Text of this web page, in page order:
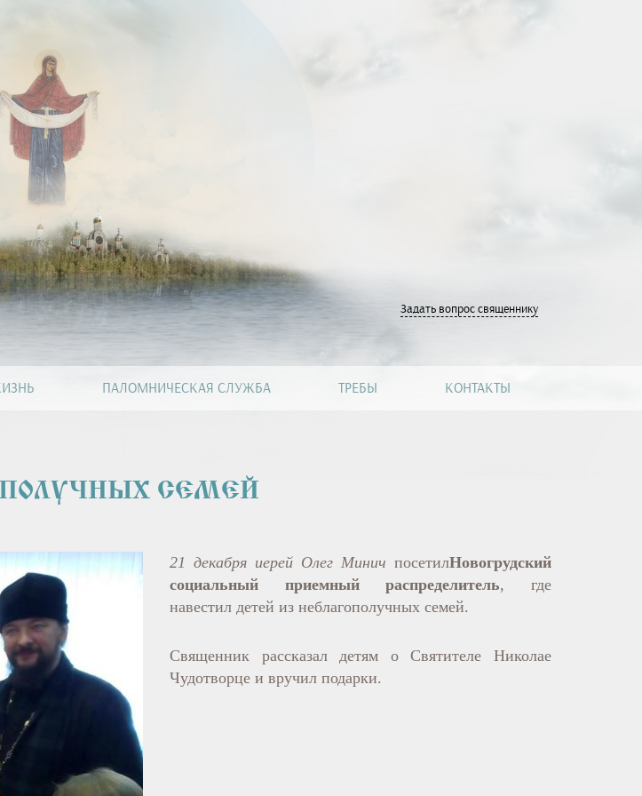
Задать вопрос священнику
ПАЛОМНИЧЕСКАЯ СЛУЖБА ТРЕБЫ КОНТАКТЫ
СЕМЕЙ
21 декабря иерей Олег Минич посетилНовогрудский
социальный приемный распределитель, где
навестил детей из неблагополучных семей.
Священник рассказал детям о Святителе Николае
Чудотворце и вручил подарки.